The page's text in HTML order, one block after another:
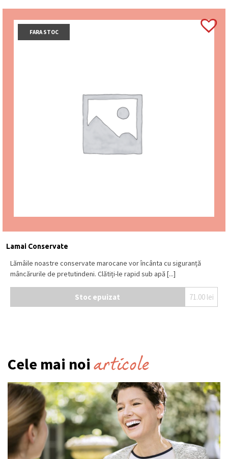
FARA STOC
Lamai Conservate
Lămâile noastre conservate marocane vor încânta cu siguranță
mâncărurile de pretutindeni. Clătiți-le rapid sub apă [...]
Stoc epuizat 71.00 lei
Cele mai noi articole